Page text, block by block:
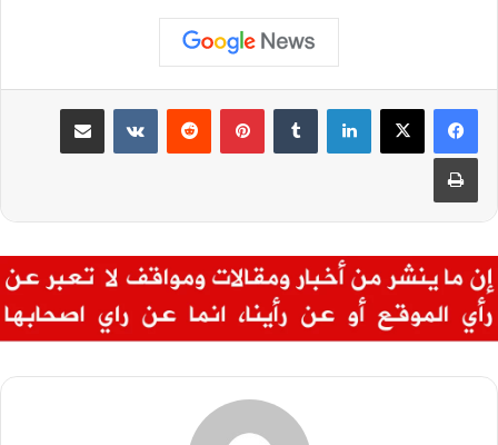
لينكدإن بينتيريست مشاركة عبر البريد
طباعة